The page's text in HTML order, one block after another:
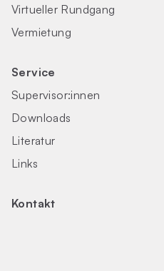
Virtueller Rundgang
Vermietung
Service
Supervisor:innen
Downloads
Literatur
Links
Kontakt